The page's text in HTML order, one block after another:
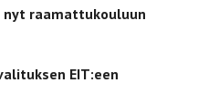
nyt raamattukouluun
EIT:een